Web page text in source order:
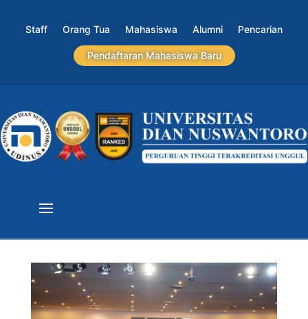
Staff Orang Tua Mahasiswa Alumni Pencarian
Pendaftaran Mahasiswa Baru